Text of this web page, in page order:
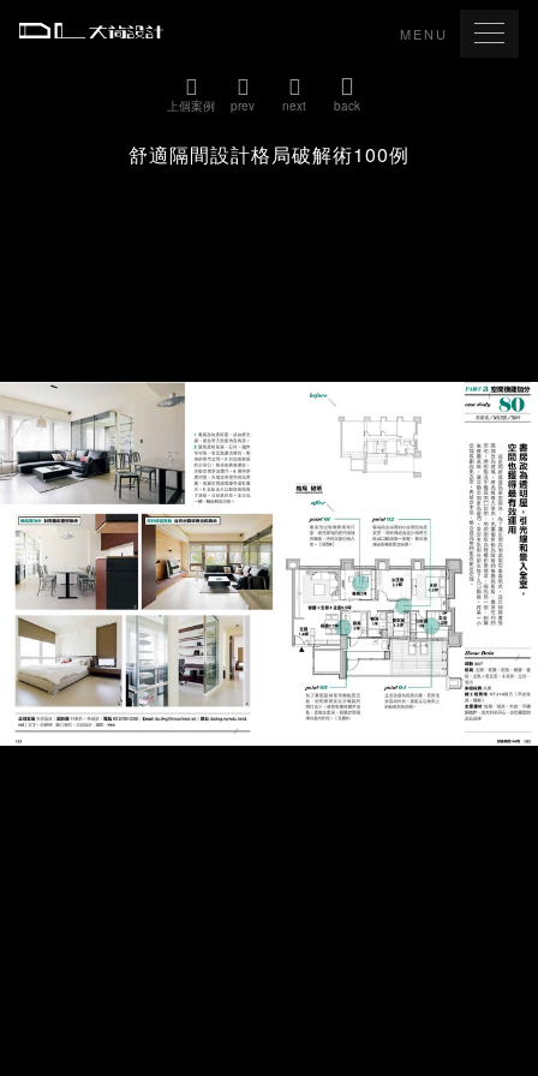
MENU
上個案例 prev next back
舒適隔間設計格局破解術100例